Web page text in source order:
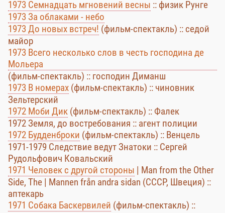
1973 Семнадцать мгновений весны :: физик Рунге
1973 За облаками - небо
1973 До новых встреч! (фильм-спектакль) :: седой
майор
1973 Всего несколько слов в честь господина де
Мольера
(фильм-спектакль) :: господин Диманш
1973 В номерах (фильм-спектакль) :: чиновник
Зельтерский
1972 Моби Дик (фильм-спектакль) :: Фалек
1972 Земля, до востребования :: агент полиции
1972 Будденброки (фильм-спектакль) :: Венцель
1971-1979 Следствие ведут Знатоки :: Сергей
Рудольфович Ковальский
1971 Человек с другой стороны | Man from the Other
Side, The | Mannen från andra sidan (СССР, Швеция) ::
аптекарь
1971 Собака Баскервилей (фильм-спектакль) ::